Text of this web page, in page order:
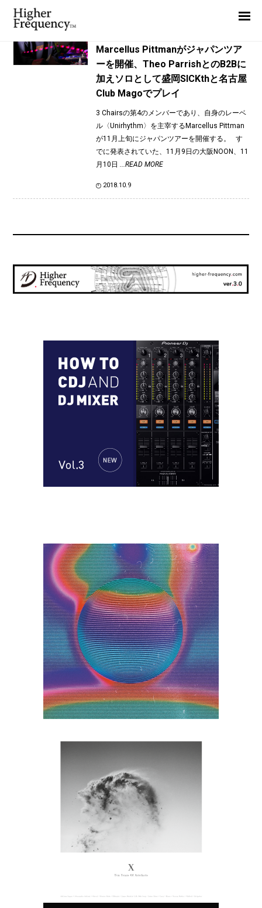
TAG: SICKth
Marcellus Pittmanがジャパンツア
ーを開催、Theo ParrishとのB2Bに
加えソロとして盛岡SICKthと名古屋
Club Magoでプレイ
3 Chairsの第4のメンバーであり、自身のレーベ
ル〈Unirhythm〉を主宰するMarcellus Pittman
が11月上旬にジャパンツアーを開催する。 す
でに発表されていた、11月9日の大阪NOON、11
月10日 ...READ MORE
2018.10.9
News
Interview
Highlight
Report